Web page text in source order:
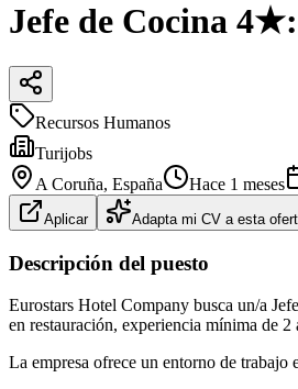
Jefe de Cocina
Recursos Humanos
Turijobs
A Coruña, España Hace 1 meses
Aplicar Adapta mi CV a esta
Descripción del puesto
Eurostars Hotel Company busca un/a
en restauración, experiencia mínima de
La empresa ofrece un entorno de trabajo